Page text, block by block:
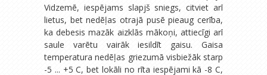
Vidzemē, iespējams slapjš sniegs, citviet arī
lietus, bet nedēļas otrajā pusē pieaug cerība,
ka debesis mazāk aizklās mākoņi, attiecīgi arī
saule varētu vairāk iesildīt gaisu. Gaisa
temperatura nedēļas griezumā visbiežāk starp
-5 ... +5 C, bet lokāli no rīta iespējami kā -8 C,